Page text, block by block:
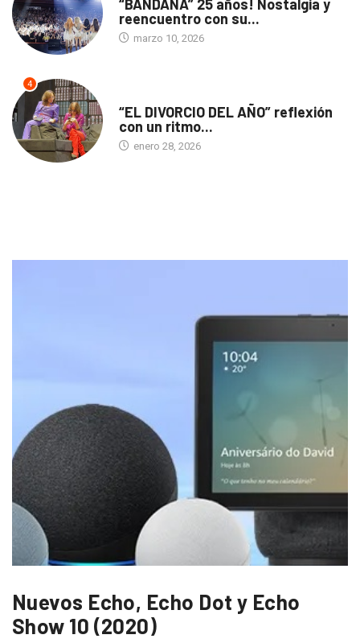
“BANDANA” 25 años! Nostalgia y
reencuentro con su...
marzo 10, 2026
4
“EL DIVORCIO DEL AÑO” reflexión
con un ritmo...
enero 28, 2026
Nuevos Echo, Echo Dot y Echo
Show 10 (2020)